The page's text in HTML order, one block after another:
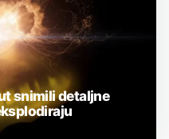
snimili detaljne